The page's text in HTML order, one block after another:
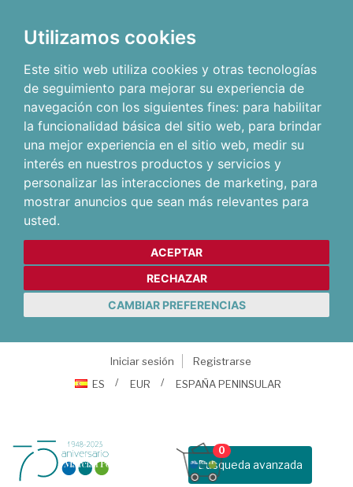
Utilizamos cookies
Este sitio web utiliza cookies y otras tecnologías
de seguimiento para mejorar su experiencia de
navegación con los siguientes fines: para habilitar
la funcionalidad básica del sitio web, para brindar
una mejor experiencia en el sitio web, medir su
interés en nuestros productos y servicios y
personalizar las interacciones de marketing, para
mostrar anuncios que sean más relevantes para
usted.
ACEPTAR
RECHAZAR
CAMBIAR PREFERENCIAS
Iniciar sesión
Registrarse
ES
EUR ESPAÑA PENINSULAR
Busqueda avanzada
0